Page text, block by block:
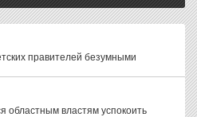
правителей безумными
областным властям успокоить